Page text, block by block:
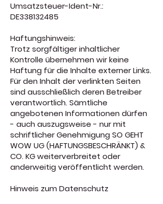
Umsatzsteuer-Ident-Nr.:
DE338132485
Haftungshinweis:
Trotz sorgfältiger inhaltlicher
Kontrolle übernehmen wir keine
Haftung für die Inhalte externer Links.
Für den Inhalt der verlinkten Seiten
sind ausschließlich deren Betreiber
verantwortlich. Sämtliche
angebotenen Informationen dürfen
- auch auszugsweise - nur mit
schriftlicher Genehmigung SO GEHT
WOW UG (HAFTUNGSBESCHRÄNKT) &
CO. KG weiterverbreitet oder
anderweitig veröffentlicht werden.
Hinweis zum Datenschutz